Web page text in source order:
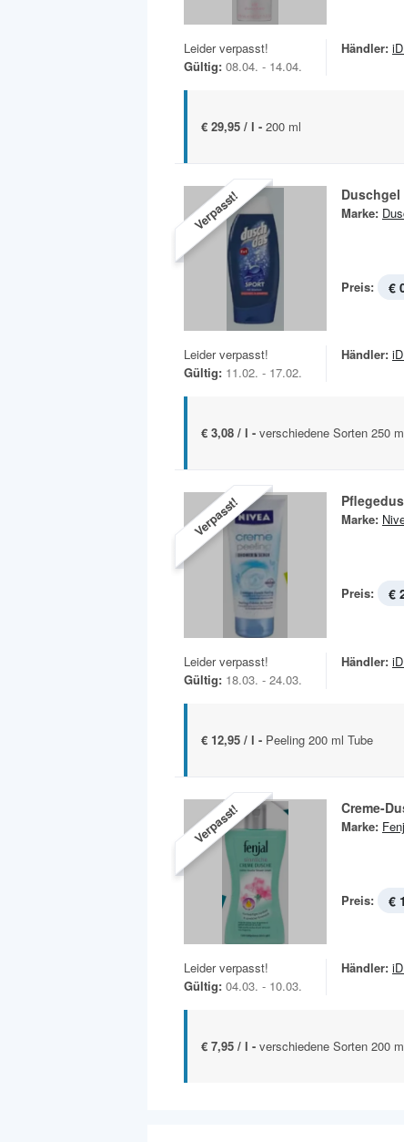
Leider verpasst!
Gültig: 08.04. - 14.04.
Händler:
€ 29,95 / l - 200 ml
Verpasst! Duschgel
Marke:
Preis: €
Leider verpasst!
Gültig: 11.02. - 17.02.
Händler:
€ 3,08 / l - verschiedene Sorten 250
Verpasst! Marke:
Preis: €
Leider verpasst!
Gültig: 18.03. - 24.03.
Händler:
€ 12,95 / l - Peeling 200 ml Tube
Verpasst! Creme-
Marke:
Preis: €
Leider verpasst!
Gültig: 04.03. - 10.03.
Händler:
€ 7,95 / l - verschiedene Sorten 200